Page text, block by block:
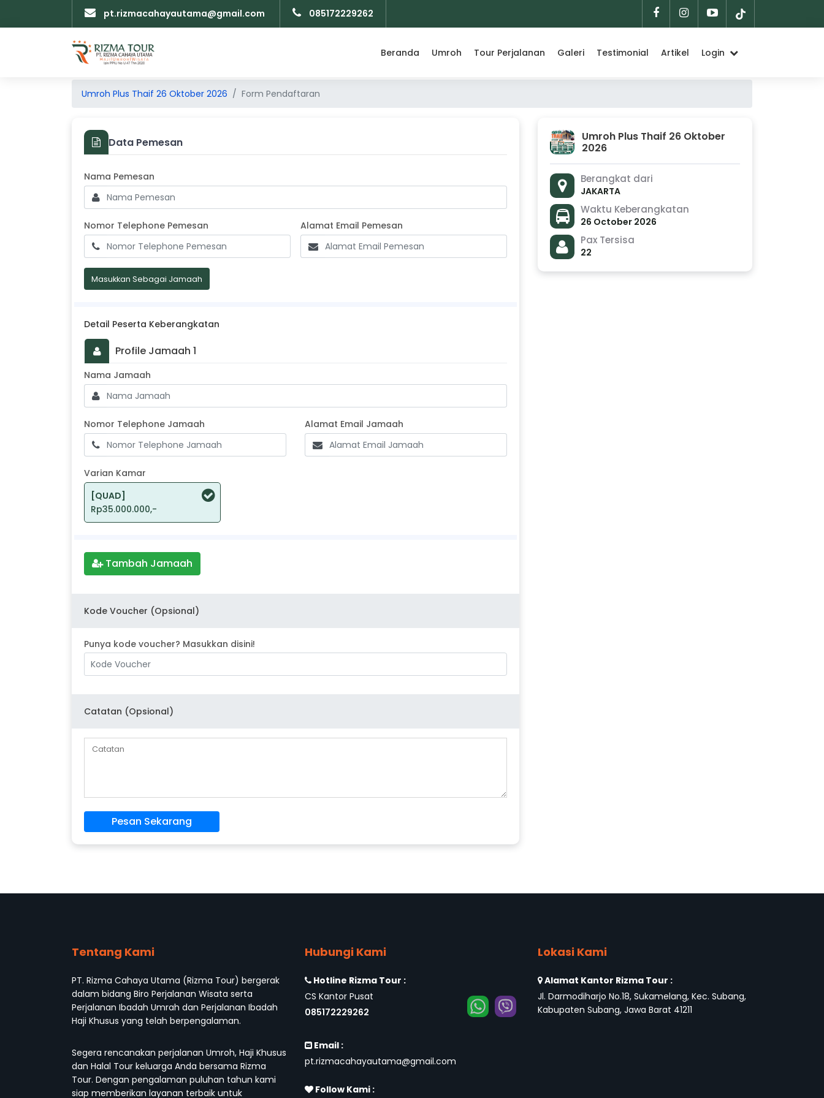
pt.rizmacahayautama@gmail.com 085172229262
Beranda Umroh Tour Perjalanan Galeri Testimonial Artikel Login
Umroh Plus Thaif 26 Oktober 2026 Form Pendaftaran
Data Pemesan
Nama Pemesan
Nomor Telephone Pemesan Nomor Telephone PemesanAlamat Email Pemesan
Masukkan Sebagai Jamaah
Detail Peserta Keberangkatan
Profile Jamaah 1
Nama Jamaah
Nomor Telephone Jamaah Nomor Telephone JamaahAlamat Email Jamaah
Varian Kamar
[QUAD]
Rp35.000.000,-
Tambah Jamaah
Kode Voucher (Opsional)
Punya kode voucher? Masukkan disini!
Catatan (Opsional)
Pesan Sekarang
Umroh Plus Thaif 26 Oktober
2026
Berangkat dari
JAKARTA
Waktu Keberangkatan
26 October 2026
Pax Tersisa
22
Tentang Kami
PT. Rizma Cahaya Utama (Rizma Tour) bergerak
dalam bidang Biro Perjalanan Wisata serta
Perjalanan Ibadah Umrah dan Perjalanan Ibadah
Haji Khusus yang telah berpengalaman.
Segera rencanakan perjalanan Umroh, Haji Khusus
dan Halal Tour keluarga Anda bersama Rizma
Tour. Dengan pengalaman puluhan tahun kami
siap memberikan layanan terbaik untuk
Hubungi Kami
Hotline Rizma Tour :
CS Kantor Pusat
085172229262
Email :
pt.rizmacahayautama@gmail.com
Follow Kami :
Lokasi Kami
Alamat Kantor Rizma Tour :
Jl. Darmodiharjo No.18, Sukamelang, Kec. Subang,
Kabupaten Subang, Jawa Barat 41211